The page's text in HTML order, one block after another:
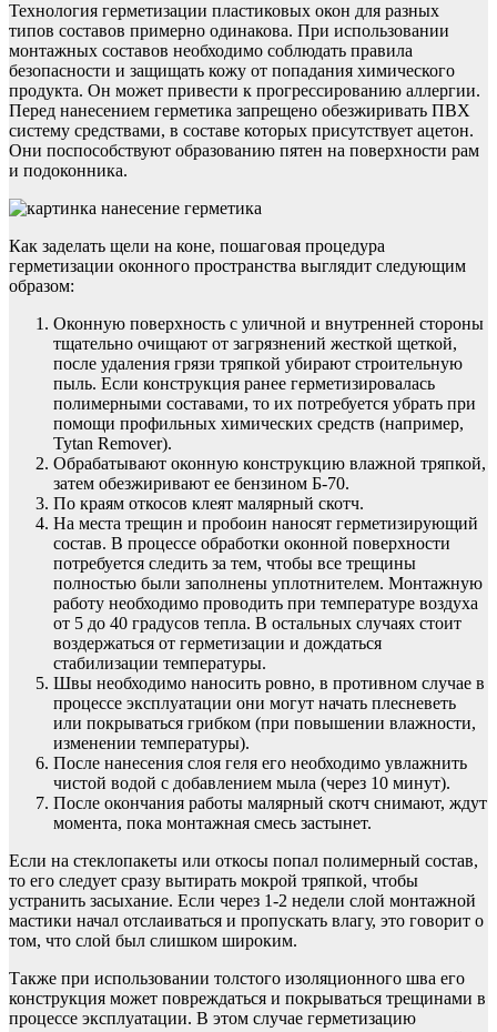
Технология герметизации пластиковых окон для разных
типов составов примерно одинакова. При использовании
монтажных составов необходимо соблюдать правила
безопасности и защищать кожу от попадания химического
продукта. Он может привести к прогрессированию аллергии.
Перед нанесением герметика запрещено обезжиривать ПВХ
систему средствами, в составе которых присутствует ацетон.
Они поспособствуют образованию пятен на поверхности рам
и подоконника.
Как заделать щели на коне, пошаговая процедура
герметизации оконного пространства выглядит следующим
образом:
Оконную поверхность с уличной и внутренней стороны
тщательно очищают от загрязнений жесткой щеткой,
после удаления грязи тряпкой убирают строительную
пыль. Если конструкция ранее герметизировалась
полимерными составами, то их потребуется убрать при
помощи профильных химических средств (например,
Tytan Remover).
Обрабатывают оконную конструкцию влажной тряпкой,
затем обезжиривают ее бензином Б-70.
По краям откосов клеят малярный скотч.
На места трещин и пробоин наносят герметизирующий
состав. В процессе обработки оконной поверхности
потребуется следить за тем, чтобы все трещины
полностью были заполнены уплотнителем. Монтажную
работу необходимо проводить при температуре воздуха
от 5 до 40 градусов тепла. В остальных случаях стоит
воздержаться от герметизации и дождаться
стабилизации температуры.
Швы необходимо наносить ровно, в противном случае в
процессе эксплуатации они могут начать плесневеть
или покрываться грибком (при повышении влажности,
изменении температуры).
После нанесения слоя геля его необходимо увлажнить
чистой водой с добавлением мыла (через 10 минут).
После окончания работы малярный скотч снимают, ждут
момента, пока монтажная смесь застынет.
Если на стеклопакеты или откосы попал полимерный состав,
то его следует сразу вытирать мокрой тряпкой, чтобы
устранить засыхание. Если через 1-2 недели слой монтажной
мастики начал отслаиваться и пропускать влагу, это говорит о
том, что слой был слишком широким.
Также при использовании толстого изоляционного шва его
конструкция может повреждаться и покрываться трещинами в
процессе эксплуатации. В этом случае герметизацию